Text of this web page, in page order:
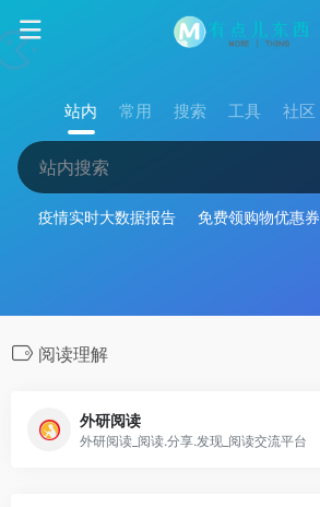
站内 常用 搜索 工具 社区
疫情实时大数据报告 免费领购物优惠券
阅读理解
外研阅读
外研阅读_阅读.分享.发现_阅读交流平台